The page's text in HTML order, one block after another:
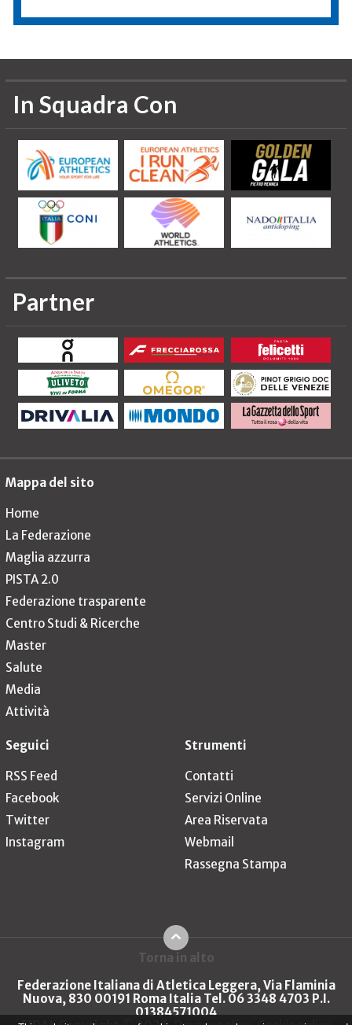
In Squadra Con
Partner
Mappa del sito
Home
La Federazione
Maglia azzurra
PISTA 2.0
Federazione trasparente
Centro Studi & Ricerche
Master
Salute
Media
Attività
Seguici
RSS Feed
Facebook
Twitter
Instagram
Strumenti
Contatti
Servizi Online
Area Riservata
Webmail
Rassegna Stampa
Torna in alto
Federazione Italiana di Atletica Leggera, Via Flaminia
Nuova, 830 00191 Roma Italia Tel. 06 3348 4703 P.I.
01384571004